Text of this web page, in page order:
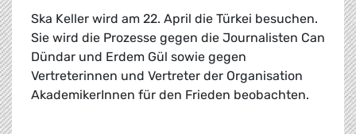
Ska Keller wird am 22. April die Türkei besuchen.
Sie wird die Prozesse gegen die Journalisten Can
Dündar und Erdem Gül sowie gegen
Vertreterinnen und Vertreter der Organisation
AkademikerInnen für den Frieden beobachten.